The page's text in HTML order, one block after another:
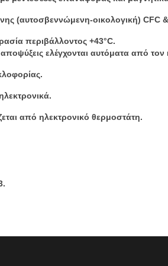
(αυτοσβεννώμενη-οικολογική) CFC
περιβάλλοντος +43°C.
ελέγχονται αυτόματα από
από ηλεκτρονικό θερμοστάτη.